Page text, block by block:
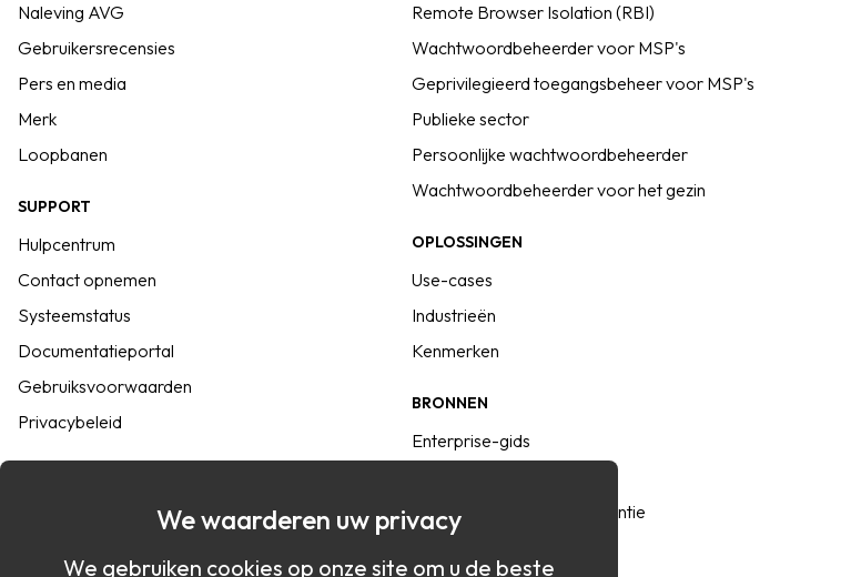
Naleving AVG
Gebruikersrecensies
Pers en media
Merk
Loopbanen
SUPPORT
Hulpcentrum
Contact opnemen
Systeemstatus
Documentatieportal
Gebruiksvoorwaarden
Privacybeleid
Remote Browser Isolation (RBI)
Wachtwoordbeheerder voor MSP's
Geprivilegieerd toegangsbeheer voor MSP's
Publieke sector
Persoonlijke wachtwoordbeheerder
Wachtwoordbeheerder voor het gezin
OPLOSSINGEN
Use-cases
Industrieën
Kenmerken
BRONNEN
Enterprise-gids
Keeper versus de concurrentie
We waarderen uw privacy
We gebruiken cookies op onze site om u de beste